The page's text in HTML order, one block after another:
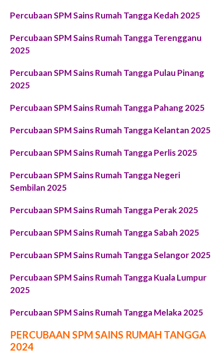
Percubaan SPM Sains Rumah Tangga Kedah 2025
Percubaan SPM Sains Rumah Tangga Terengganu
2025
Percubaan SPM Sains Rumah Tangga Pulau Pinang
2025
Percubaan SPM Sains Rumah Tangga Pahang 2025
Percubaan SPM Sains Rumah Tangga Kelantan 2025
Percubaan SPM Sains Rumah Tangga Perlis 2025
Percubaan SPM Sains Rumah Tangga Negeri
Sembilan 2025
Percubaan SPM Sains Rumah Tangga Perak 2025
Percubaan SPM Sains Rumah Tangga Sabah 2025
Percubaan SPM Sains Rumah Tangga Selangor 2025
Percubaan SPM Sains Rumah Tangga Kuala Lumpur
2025
Percubaan SPM Sains Rumah Tangga Melaka 2025
PERCUBAAN SPM SAINS RUMAH TANGGA
2024